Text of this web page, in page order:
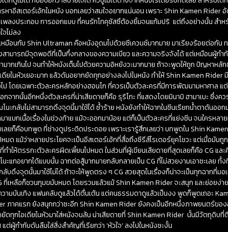
อีสเตอร์เอ้กในหนัง บอกเลยว่าสมใจอยากแน่นอน เพราะ Shin Kamen Rider
ลงประกอบ การออกแบบ ที่คนรักโทคุซัสซึต้องยิ้มจนแก้มปริ แต่ถึงอย่างนั้น สำห
ไม่ลง
มือนกับ Shin Ultraman คือหนังอุดมไปด้วยซีเควนซ์มากมาย มาเรียงร้อยต่อกัน
ามารถมีจุดพอดีที่เป็นกึ่งกลางของความเบียว และความจริงจังได้ แต่เหมือนผู้กำ
มากเกินไป จนทำให้หนังเต็มไปด้วยความอิหยังวะมากมาย ถ้าจะพูดให้ถูก ปัญหาห
ดียในหัวเยอะมาก แล้วดันอยากยัดทุกอย่างลงไปในหนัง ทำให้ Shin Kamen Rider
โดยเฉพาะตัวละครหลักอย่างฮอนโก ที่ควรเป็นตัวละครที่มีการพัฒนามหาศาล แ
จากนั้นอีกหนึ่งตัวละครที่น่าเสียดายก็คือ รุริโกะ ที่แสดงโดยมินามิ ฮามาเบะ ซึ่งคว
นะกลับไม่สามารถดึงจุดนี้มาใช้ได้ ซ้ำร้าย หนังยังทำให้ฉากในซีนเรียกน้ำตาดันออ
แบกเนื้อเรื่องในช่วงท้าย แม้จะออกมาน้อย แต่ก็เป็นตัวละครที่แย่งซีน จนใครหลา
ยก็คือบทพูด ที่ช่างดูประดิดประดอย เพราะเรารู้สึกเลยว่า บทพูดใน Shin
ด แม้ว่าหลายประโยคจะเป็นอีสเตอร์เอ้กที่สื่อถึงซีรีส์ไรเดอร์ยุคโชวะ แต่เมื่อมันถู
ทำให้ตรรกะตัวละครผิดเพี้ยนไปหมด ในส่วนที่ผู้เขียนเสียดายที่สุดเลยก็คือ CG และ
นะแกอยากได้แบบนั้น ฉากต่อสู้มากมายกลับกลายเป็น CG ที่ไม่สวยงามเอาซะเลย ทั้ง
ดึงจุดนั้นมาใช้ไม่ได้ ถ้าจะให้พูดตรง ๆ CG สวยสุดในเรื่องก็น่าจะเป็นทุกฉากที่มอ
ที่เหลือก็ชวนกุมขมับหมด โดยรวมแล้วแม้ Shin Kamen Rider จะสนุก และย่อยง่า
ามบันเทิง แฟนคลับดูแล้วได้ตื่นเต้น แต่คนธรรมดาดูแล้วเป็นงง พูดก็พูดเถอะ
ภาคแรก ยังสนุกกว่าซะอีก Shin Kamen Rider ยังคงเป็นอีกหนึ่งภาพยนตร์ขอ
ดทุกไอเดียในหัวมาใส่หนังจนล้น น่าเสียดายที่ Shin Kamen Rider นั้นมีวัตถุดิบที่
ผู้กำกับดันลืมใส่สิ่งสำคัญที่เรียกว่า ‘หัวใจ’ ลงไปในหนังซะงั้น